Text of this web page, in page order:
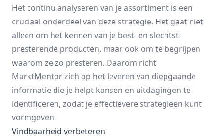
Het continu analyseren van je assortiment is een
cruciaal onderdeel van deze strategie. Het gaat niet
alleen om het kennen van je best- en slechtst
presterende producten, maar ook om te begrijpen
waarom ze zo presteren. Daarom richt
MarktMentor zich op het leveren van diepgaande
informatie die je helpt kansen en uitdagingen te
identificeren, zodat je effectievere strategieën kunt
vormgeven.
Vindbaarheid verbeteren